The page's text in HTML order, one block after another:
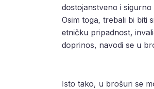
dostojanstveno i sigurno
Osim toga, trebali bi biti
etničku pripadnost,
doprinos, navodi se u
Isto tako, u brošuri se